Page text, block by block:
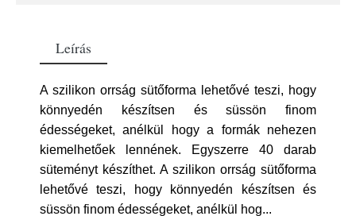
Leírás
A szilikon orrság sütőforma lehetővé teszi, hogy
könnyedén készítsen és süssön finom
édességeket, anélkül hogy a formák nehezen
kiemelhetőek lennének. Egyszerre 40 darab
süteményt készíthet. A szilikon orrság sütőforma
lehetővé teszi, hogy könnyedén készítsen és
süssön finom édességeket, anélkül hog...